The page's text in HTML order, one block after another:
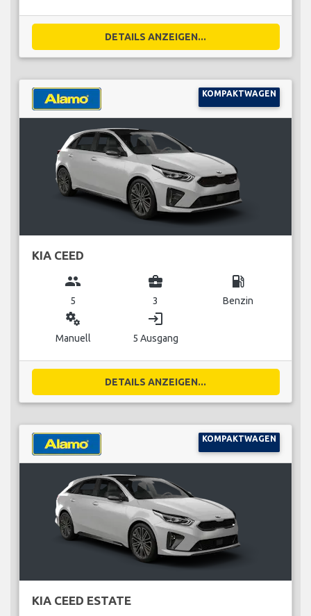
DETAILS ANZEIGEN...
KOMPAKTWAGEN
KIA CEED
group
5
business_center
3
local_gas_station
Benzin
miscellaneous_services
Manuell
login
5 Ausgang
DETAILS ANZEIGEN...
KOMPAKTWAGEN
KIA CEED ESTATE